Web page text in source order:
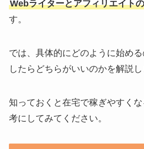
Webライターとアフィリエイト
す。
では、具体的にどのように始め
したらどちらがいいのかを解説し
知っておくと在宅で稼ぎやすく
考にしてみてください。